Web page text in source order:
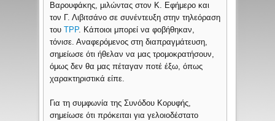
Βαρουφάκης, μιλώντας στον Κ. Εφήμερο και
τον Γ. Λιβιτσάνο σε συνέντευξη στην τηλεόραση
τουTPP. Κάποιοι μπορεί να φοβήθηκαν,
τόνισε. Αναφερόμενος στη διαπραγμάτευση,
σημείωσε ότι ήθελαν να μας τρομοκρατήσουν,
όμως δεν θα μας πέταγαν ποτέ έξω, όπως
χαρακτηριστικά είπε.
Για τη συμφωνία της Συνόδου Κορυφής,
σημείωσε ότι πρόκειται για γελοιοδέστατο